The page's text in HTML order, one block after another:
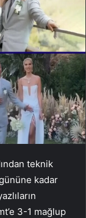
teknik
kadar
3-1 mağlup